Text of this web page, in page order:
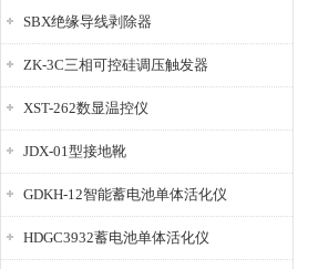
SBX绝缘导线剥除器
ZK-3C三相可控硅调压触发器
XST-262数显温控仪
JDX-01型接地靴
GDKH-12智能蓄电池单体活化仪
HDGC3932蓄电池单体活化仪